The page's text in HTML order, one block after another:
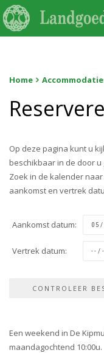
Home
Op deze pagina kunt u
beschikbaar in de door
Zoek in de kalender
aankomst en vertrek
Aankomst datum:
Vertrek datum:
Een weekend in De
maandagochtend 10:00u.